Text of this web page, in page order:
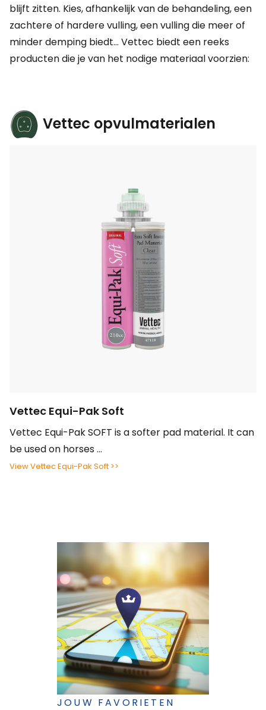
blijft zitten. Kies, afhankelijk van de behandeling, een
zachtere of hardere vulling, een vulling die meer of
minder demping biedt... Vettec biedt een reeks
producten die je van het nodige materiaal voorzien:
Vettec opvulmaterialen
Vettec Equi-Pak Soft
Vettec Equi-Pak SOFT is a softer pad material. It can
be used on horses ...
View Vettec Equi-Pak Soft >>
JOUW FAVORIETEN